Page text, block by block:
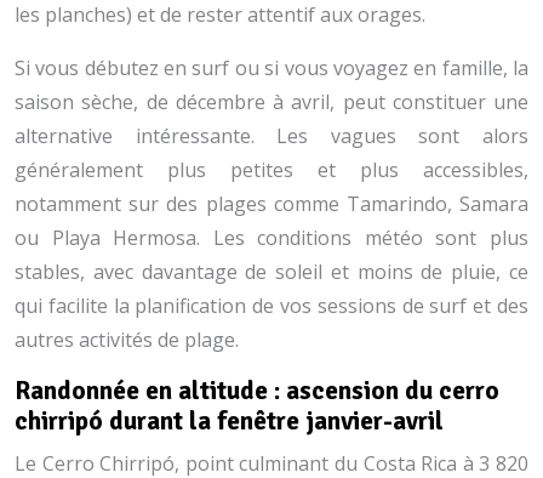
les planches) et de rester attentif aux orages.
Si vous débutez en surf ou si vous voyagez en famille, la
saison sèche, de décembre à avril, peut constituer une
alternative intéressante. Les vagues sont alors
généralement plus petites et plus accessibles,
notamment sur des plages comme Tamarindo, Samara
ou Playa Hermosa. Les conditions météo sont plus
stables, avec davantage de soleil et moins de pluie, ce
qui facilite la planification de vos sessions de surf et des
autres activités de plage.
Randonnée en altitude : ascension du cerro
chirripó durant la fenêtre janvier-avril
Le Cerro Chirripó, point culminant du Costa Rica à 3 820